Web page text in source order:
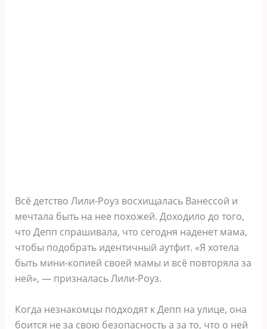
Всё детство Лили-Роуз восхищалась Ванессой и
мечтала быть на нее похожей. Доходило до того,
что Депп спрашивала, что сегодня наденет мама,
чтобы подобрать идентичный аутфит. «Я хотела
быть мини-копией своей мамы и всё повторяла за
ней», — призналась Лили-Роуз.
Когда незнакомцы подходят к Депп на улице, она
боится не за свою безопасность а за то, что о ней